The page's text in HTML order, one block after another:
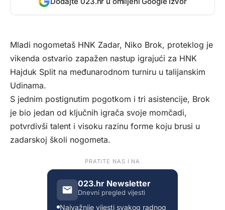
Mladi nogometaš HNK Zadar, Niko Brok, proteklog je
vikenda ostvario zapažen nastup igrajući za HNK
Hajduk Split na međunarodnom turniru u talijanskim
Udinama.
S jednim postignutim pogotkom i tri asistencije, Brok
je bio jedan od ključnih igrača svoje momčadi,
potvrdivši talent i visoku razinu forme koju brusi u
zadarskoj školi nogometa.
PRATITE NAS I NA
023.hr Newsletter
Dnevni pregled vijesti
Najvažnije vijesti svakog radnog